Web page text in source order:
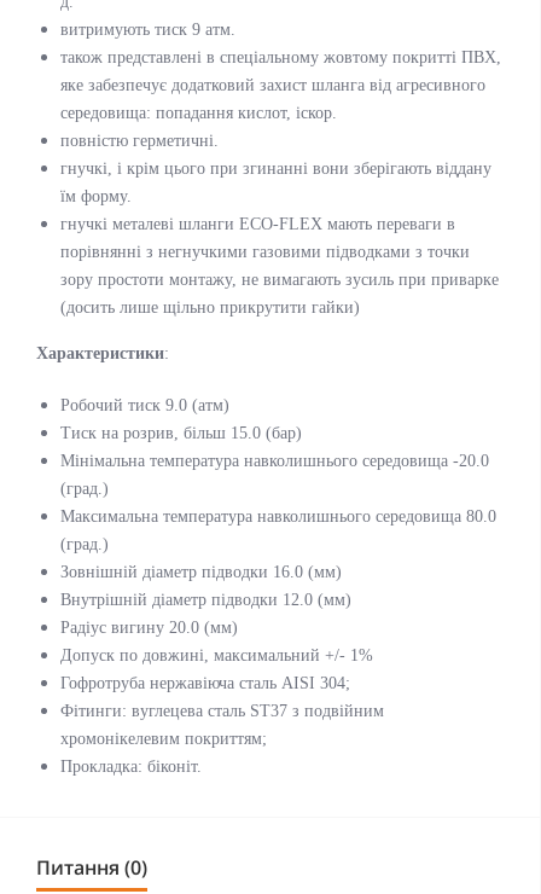
витримують тиск 9 атм.
також представлені в спеціальному жовтому покритті ПВХ,
яке забезпечує додатковий захист шланга від агресивного
середовища: попадання кислот, іскор.
повністю герметичні.
гнучкі, і крім цього при згинанні вони зберігають віддану
їм форму.
гнучкі металеві шланги ECO-FLEX мають переваги в
порівнянні з негнучкими газовими підводками з точки
зору простоти монтажу, не вимагають зусиль при приварке
(досить лише щільно прикрутити гайки)
Характеристики:
Робочий тиск 9.0 (атм)
Тиск на розрив, більш 15.0 (бар)
Мінімальна температура навколишнього середовища -20.0
(град.)
Максимальна температура навколишнього середовища 80.0
(град.)
Зовнішній діаметр підводки 16.0 (мм)
Внутрішній діаметр підводки 12.0 (мм)
Радіус вигину 20.0 (мм)
Допуск по довжині, максимальний +/- 1%
Гофротруба нержавіюча сталь AISI 304;
Фітинги: вуглецева сталь ST37 з подвійним
хромонікелевим покриттям;
Прокладка: біконіт.
Питання (0)